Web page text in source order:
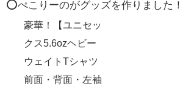
⭕️ぺこりーのがグッズを作りました！
豪華！【ユニセッ
クス5.6ozヘビー
ウェイトTシャツ
前面・背面・左袖